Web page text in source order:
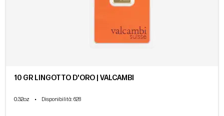
10 GR LINGOTTO D'ORO | VALCAMBI
0.32oz • Disponibilità: 628